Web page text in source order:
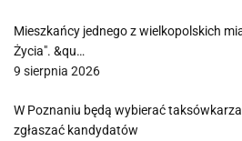
Mieszkańcy jednego z wielkopolskich
Życia". &qu…
9 sierpnia 2026
W Poznaniu będą wybierać
zgłaszać kandydatów